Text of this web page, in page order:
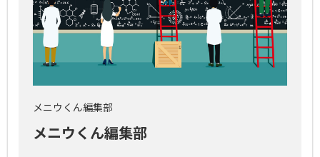
メニウくん編集部
メニウくん編集部